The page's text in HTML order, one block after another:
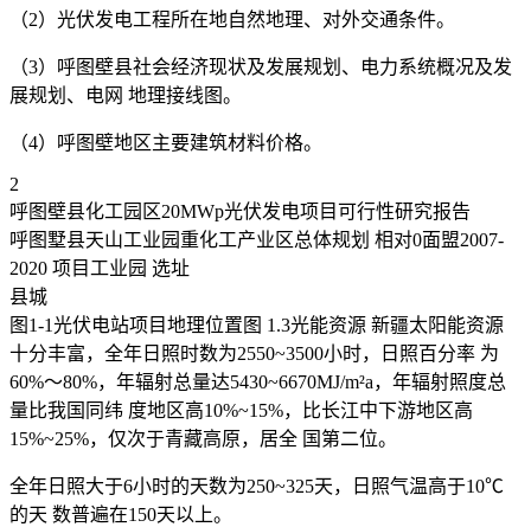
（2）光伏发电工程所在地自然地理、对外交通条件。
（3）呼图壁县社会经济现状及发展规划、电力系统概况及发
展规划、电网 地理接线图。
（4）呼图壁地区主要建筑材料价格。
2
呼图壁县化工园区20MWp光伏发电项目可行性研究报告
呼图墅县天山工业园重化工产业区总体规划 相对0面盟2007-
2020 项目工业园 选址
县城
图1-1光伏电站项目地理位置图 1.3光能资源 新疆太阳能资源
十分丰富，全年日照时数为2550~3500小时，日照百分率 为
60%～80%，年辐射总量达5430~6670MJ/m²a，年辐射照度总
量比我国同纬 度地区高10%~15%，比长江中下游地区高
15%~25%，仅次于青藏高原，居全 国第二位。
全年日照大于6小时的天数为250~325天，日照气温高于10℃
的天 数普遍在150天以上。